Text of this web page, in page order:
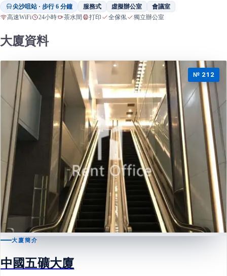
尖沙咀站 · 步行 6 分鐘 服務式 虛擬辦公室 會議室
高速WiFi 24小時 茶水間 打印 全傢俬 獨立辦公室
大廈資料
№ 212
中國五礦大廈
China Minmetals Tower
大廈簡介
中國五礦大廈